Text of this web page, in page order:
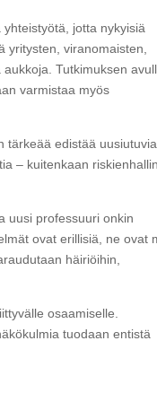
jotta nykyisiä
yritysten, viranomaisten,
Tutkimuksen
varmistaa myös
tärkeää edistää
– kuitenkaan
uusi professuuri onkin
ovat erillisiä, ne ovat
häiriöihin,
osaamiselle.
tuodaan entistä